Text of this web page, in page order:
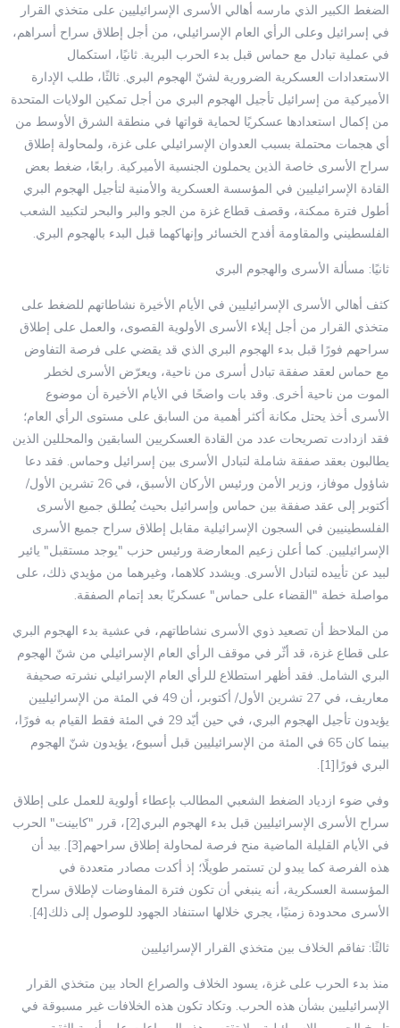
الضغط الكبير الذي مارسه أهالي الأسرى الإسرائيليين على متخذي القرار
في إسرائيل وعلى الرأي العام الإسرائيلي، من أجل إطلاق سراح أسراهم،
في عملية تبادل مع حماس قبل بدء الحرب البرية. ثانيًا، استكمال
الاستعدادات العسكرية الضرورية لشنّ الهجوم البري. ثالثًا، طلب الإدارة
الأميركية من إسرائيل تأجيل الهجوم البري من أجل تمكين الولايات المتحدة
من إكمال استعدادها عسكريًا لحماية قواتها في منطقة الشرق الأوسط من
أي هجمات محتملة بسبب العدوان الإسرائيلي على غزة، ولمحاولة إطلاق
سراح الأسرى خاصة الذين يحملون الجنسية الأميركية. رابعًا، ضغط بعض
القادة الإسرائيليين في المؤسسة العسكرية والأمنية لتأجيل الهجوم البري
أطول فترة ممكنة، وقصف قطاع غزة من الجو والبر والبحر لتكبيد الشعب
الفلسطيني والمقاومة أفدح الخسائر وإنهاكهما قبل البدء بالهجوم البري.
ثانيًا: مسألة الأسرى والهجوم البري
كثف أهالي الأسرى الإسرائيليين في الأيام الأخيرة نشاطاتهم للضغط على
متخذي القرار من أجل إيلاء الأسرى الأولوية القصوى، والعمل على إطلاق
سراحهم فورًا قبل بدء الهجوم البري الذي قد يقضي على فرصة التفاوض
مع حماس لعقد صفقة تبادل أسرى من ناحية، ويعرّض الأسرى لخطر
الموت من ناحية أخرى. وقد بات واضحًا في الأيام الأخيرة أن موضوع
الأسرى أخذ يحتل مكانة أكثر أهمية من السابق على مستوى الرأي العام؛
فقد ازدادت تصريحات عدد من القادة العسكريين السابقين والمحللين الذين
يطالبون بعقد صفقة شاملة لتبادل الأسرى بين إسرائيل وحماس. فقد دعا
شاؤول موفاز، وزير الأمن ورئيس الأركان الأسبق، في 26 تشرين الأول/
أكتوبر إلى عقد صفقة بين حماس وإسرائيل بحيث يُطلق جميع الأسرى
الفلسطينيين في السجون الإسرائيلية مقابل إطلاق سراح جميع الأسرى
الإسرائيليين. كما أعلن زعيم المعارضة ورئيس حزب "يوجد مستقبل" يائير
لبيد عن تأييده لتبادل الأسرى. ويشدد كلاهما، وغيرهما من مؤيدي ذلك، على
مواصلة خطة "القضاء على حماس" عسكريًا بعد إتمام الصفقة.
من الملاحظ أن تصعيد ذوي الأسرى نشاطاتهم، في عشية بدء الهجوم البري
على قطاع غزة، قد أثّر في موقف الرأي العام الإسرائيلي من شنّ الهجوم
البري الشامل. فقد أظهر استطلاع للرأي العام الإسرائيلي نشرته صحيفة
معاريف، في 27 تشرين الأول/ أكتوبر، أن 49 في المئة من الإسرائيليين
يؤيدون تأجيل الهجوم البري، في حين أيّد 29 في المئة فقط القيام به فورًا،
بينما كان 65 في المئة من الإسرائيليين قبل أسبوع، يؤيدون شنّ الهجوم
البري فورًا[1].
وفي ضوء ازدياد الضغط الشعبي المطالب بإعطاء أولوية للعمل على إطلاق
سراح الأسرى الإسرائيليين قبل بدء الهجوم البري[2]، قرر "كابينت" الحرب
في الأيام القليلة الماضية منح فرصة لمحاولة إطلاق سراحهم[3]. بيد أن
هذه الفرصة كما يبدو لن تستمر طويلًا؛ إذ أكدت مصادر متعددة في
المؤسسة العسكرية، أنه ينبغي أن تكون فترة المفاوضات لإطلاق سراح
الأسرى محدودة زمنيًا، يجري خلالها استنفاد الجهود للوصول إلى ذلك[4].
ثالثًا: تفاقم الخلاف بين متخذي القرار الإسرائيليين
منذ بدء الحرب على غزة، يسود الخلاف والصراع الحاد بين متخذي القرار
الإسرائيليين بشأن هذه الحرب. وتكاد تكون هذه الخلافات غير مسبوقة في